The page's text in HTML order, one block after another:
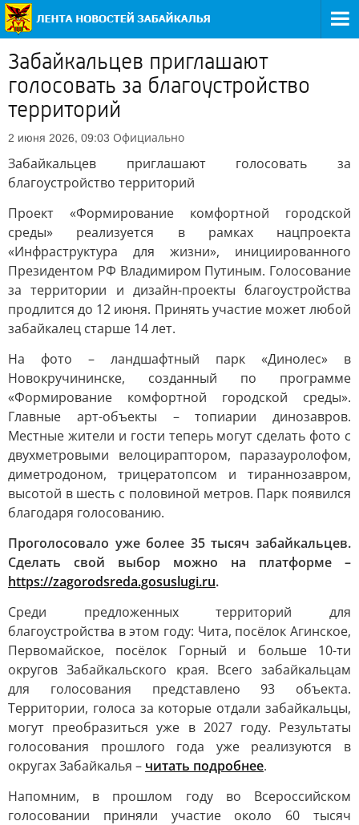
Забайкальцев приглашают
голосовать за благоустройство
территорий
2 июня 2026, 09:03 Официально
Забайкальцев приглашают голосовать за
благоустройство территорий
Проект «Формирование комфортной городской
среды» реализуется в рамках нацпроекта
«Инфраструктура для жизни», инициированного
Президентом РФ Владимиром Путиным. Голосование
за территории и дизайн-проекты благоустройства
продлится до 12 июня. Принять участие может любой
забайкалец старше 14 лет.
На фото – ландшафтный парк «Динолес» в
Новокручининске, созданный по программе
«Формирование комфортной городской среды».
Главные арт-объекты – топиарии динозавров.
Местные жители и гости теперь могут сделать фото с
двухметровыми велоцираптором, паразауролофом,
диметродоном, трицератопсом и тираннозавром,
высотой в шесть с половиной метров. Парк появился
благодаря голосованию.
Проголосовало уже более 35 тысяч забайкальцев.
Сделать свой выбор можно на платформе –
https://zagorodsreda.gosuslugi.ru.
Среди предложенных территорий для
благоустройства в этом году: Чита, посёлок Агинское,
Первомайское, посёлок Горный и больше 10-ти
округов Забайкальского края. Всего забайкальцам
для голосования представлено 93 объекта.
Территории, голоса за которые отдали забайкальцы,
могут преобразиться уже в 2027 году. Результаты
голосования прошлого года уже реализуются в
округах Забайкалья – читать подробнее.
Напомним, в прошлом году во Всероссийском
голосовании приняли участие около 60 тысяч